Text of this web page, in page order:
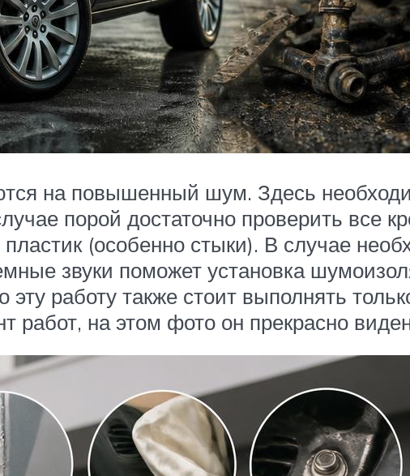
на повышенный шум. Здесь
порой достаточно проверить все
(особенно стыки). В случае
звуки поможет установка
работу также стоит выполнять
на этом фото он прекрасно